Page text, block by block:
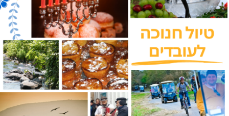
טיול חנוכה לעובדים – טיול חברה בצפון